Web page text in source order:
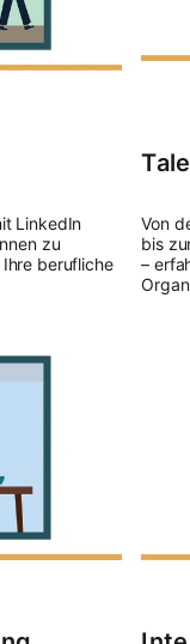
LinkedIn
zu
berufliche
Von
bis
–